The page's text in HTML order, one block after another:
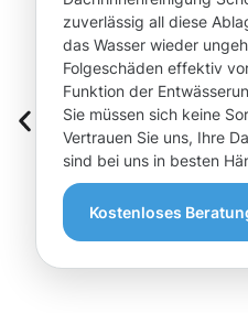
zuverlässig all diese
das Wasser wieder
Folgeschäden effektiv
Funktion der
Sie müssen sich keine
Vertrauen Sie uns, Ihre
sind bei uns in besten
Kostenloses